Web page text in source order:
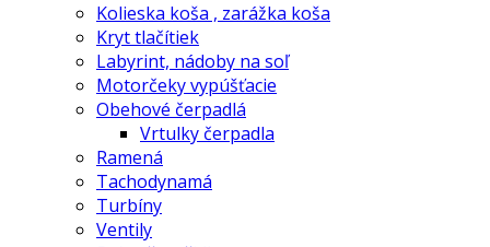
Kolieska koša , zarážka koša
Kryt tlačítiek
Labyrint, nádoby na soľ
Motorčeky vypúšťacie
Obehové čerpadlá
Vrtulky čerpadla
Ramená
Tachodynamá
Turbíny
Ventily